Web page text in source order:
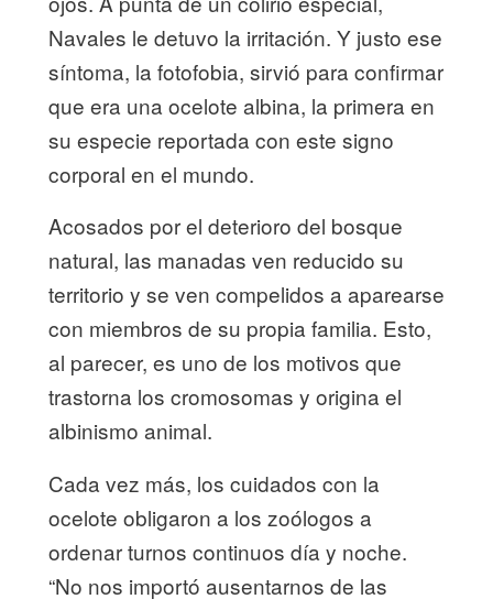
Navales le detuvo la irritación. Y justo ese
síntoma, la fotofobia, sirvió para confirmar
que era una ocelote albina, la primera en
su especie reportada con este signo
corporal en el mundo.
Acosados por el deterioro del bosque
natural, las manadas ven reducido su
territorio y se ven compelidos a aparearse
con miembros de su propia familia. Esto,
al parecer, es uno de los motivos que
trastorna los cromosomas y origina el
albinismo animal.
Cada vez más, los cuidados con la
ocelote obligaron a los zoólogos a
ordenar turnos continuos día y noche.
“No nos importó ausentarnos de las